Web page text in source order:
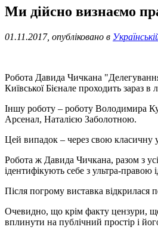
Ми дійсно визнаємо
01.11.2017, опубліковано в
Робота Давида Чичкана
Київської Бієнале проходить зараз
Іншу роботу – роботу Володимира
Арсенал, Наталією Заболотною.
Цей випадок – через свою класичну
Робота ж Давида Чичкана, разом з
ідентифікують себе з ультра-правою
Після погрому виставка відкрилася
Очевидно, що крім факту цензури, що
вплинути на публічний простір і